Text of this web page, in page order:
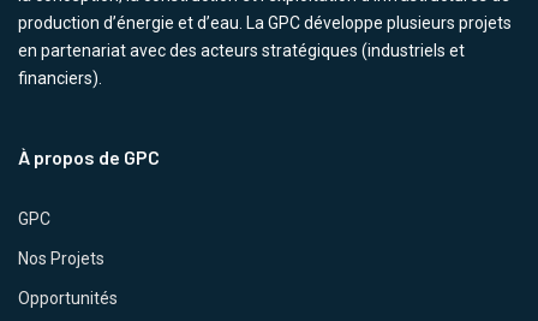
production d’énergie et d’eau. La GPC développe plusieurs projets
en partenariat avec des acteurs stratégiques (industriels et
financiers).
À propos de GPC
GPC
Nos Projets
Opportunités